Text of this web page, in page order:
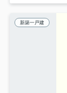
新築一戸建